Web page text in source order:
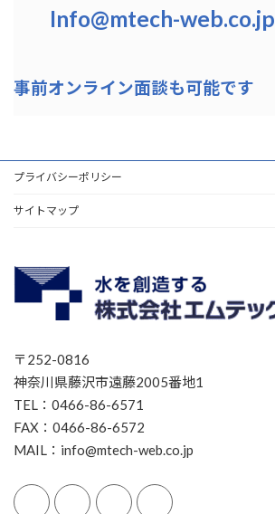
Info@mtech-web.co.jp
事前オンライン面談も可能です
プライバシーポリシー
サイトマップ
〒252-0816
神奈川県藤沢市遠藤2005番地1
TEL：0466-86-6571
FAX：0466-86-6572
MAIL：info@mtech-web.co.jp